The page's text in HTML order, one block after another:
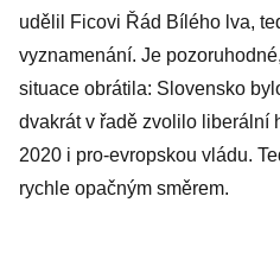
udělil Ficovi Řád Bílého lva,
vyznamenání. Je
situace obrátila: Slovensko
dvakrát v řadě zvolilo liberální
2020 i pro-evropskou vládu.
rychle opačným směrem.